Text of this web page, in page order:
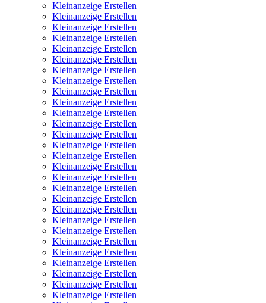
Kleinanzeige Erstellen
Kleinanzeige Erstellen
Kleinanzeige Erstellen
Kleinanzeige Erstellen
Kleinanzeige Erstellen
Kleinanzeige Erstellen
Kleinanzeige Erstellen
Kleinanzeige Erstellen
Kleinanzeige Erstellen
Kleinanzeige Erstellen
Kleinanzeige Erstellen
Kleinanzeige Erstellen
Kleinanzeige Erstellen
Kleinanzeige Erstellen
Kleinanzeige Erstellen
Kleinanzeige Erstellen
Kleinanzeige Erstellen
Kleinanzeige Erstellen
Kleinanzeige Erstellen
Kleinanzeige Erstellen
Kleinanzeige Erstellen
Kleinanzeige Erstellen
Kleinanzeige Erstellen
Kleinanzeige Erstellen
Kleinanzeige Erstellen
Kleinanzeige Erstellen
Kleinanzeige Erstellen
Kleinanzeige Erstellen